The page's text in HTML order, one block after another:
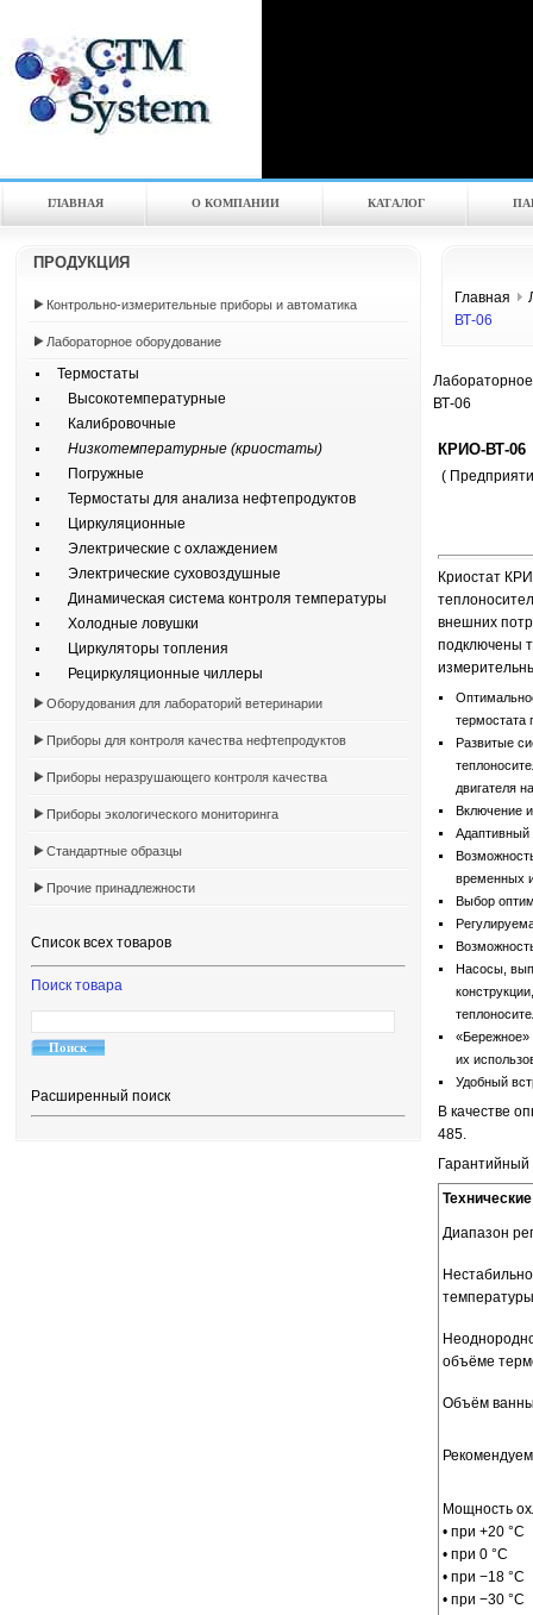
ГЛАВНАЯ О КОМПАНИИ КАТАЛOГ
ПРОДУКЦИЯ
Контрольно-измерительные приборы и автоматика
Лабораторное оборудование
Термостаты
Высокотемпературные
Калибровочные
Низкотемпературные (криостаты)
Погружные
Термостаты для анализа нефтепродуктов
Циркуляционные
Электрические с охлаждением
Электрические суховоздушные
Динамическая система контроля температуры
Холодные ловушки
Циркуляторы топления
Рециркуляционные чиллеры
Оборудования для лабораторий ветеринарии
Приборы для контроля качества нефтепродуктов
Приборы неразрушающего контроля качества
Приборы экологического мониторинга
Стандартные образцы
Прочие принадлежности
Список всех товаров
Поиск товара
Расширенный поиск
Главная
ВТ-06
ВТ-06
КРИО-ВТ-06
(
Криостат
внешних
подключены
термостата
Развитые
двигателя
Включение
Адаптивный
временных
Выбор
Насосы,
их
Удобный
В качестве
485.
Гарантийный
Диапазон
температуры
объёме
Объём
Мощность
• при +20 °C
• при 0 °C
• при −18 °C
• при −30 °C